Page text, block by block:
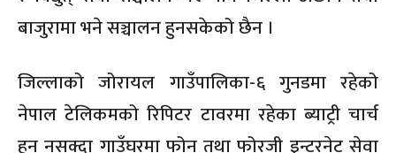
बाजुरामा भने सञ्चालन हुनसकेको छैन ।
जिल्लाको जोरायल गाउँपालिका-६ गुनडमा रहेको
नेपाल टेलिकमको रिपिटर टावरमा रहेका ब्याट्री चार्च
हुन नसक्दा गाउँघरमा फोन तथा फोरजी इन्टरनेट सेवा